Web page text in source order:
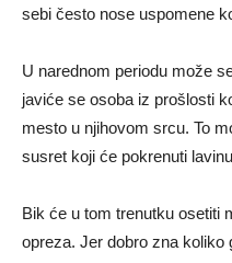
sebi često nose uspomene
U narednom periodu može
javiće se osoba iz prošlosti
mesto u njihovom srcu. To
susret koji će pokrenuti
Bik će u tom trenutku osetiti
opreza. Jer dobro zna koliko